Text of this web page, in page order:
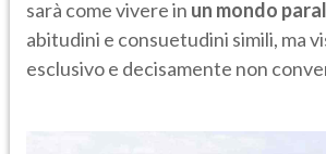
sarà come vivere in un mondo
abitudini e consuetudini simili, ma
esclusivo e decisamente non